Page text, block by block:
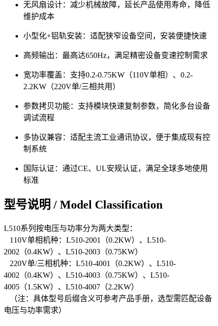
无风扇设计：减少机械故障，延长产品使用寿命，降低
维护成本
小型化+铝轨安装：适配狭窄设备空间，安装便捷快速
高频输出：最高达650Hz，满足精密设备变速控制需求
宽功率覆盖：支持0.2-0.75KW（110V单相）、0.2-
2.2KW（220V单/三相共用）
参数拷贝功能：支持模块快速复制参数，简化多台设备
调试流程
多协议兼容：适配主流工业通讯协议，便于集成现有控
制系统
国际认证：通过CE、UL安规认证，满足全球多地使用
标准
型号说明 / Model Classification
L510系列按电压与功率分为两大类型：
110V单相机种：L510-2001（0.2KW）、L510-
2002（0.4KW）、L510-2003（0.75KW）
220V单/三相机种：L510-4001（0.2KW）、L510-
4002（0.4KW）、L510-4003（0.75KW）、L510-
4005（1.5KW）、L510-4007（2.2KW）
（注：具体型号后缀含义可参考产品手册，选型需匹配设备
电压与功率需求）